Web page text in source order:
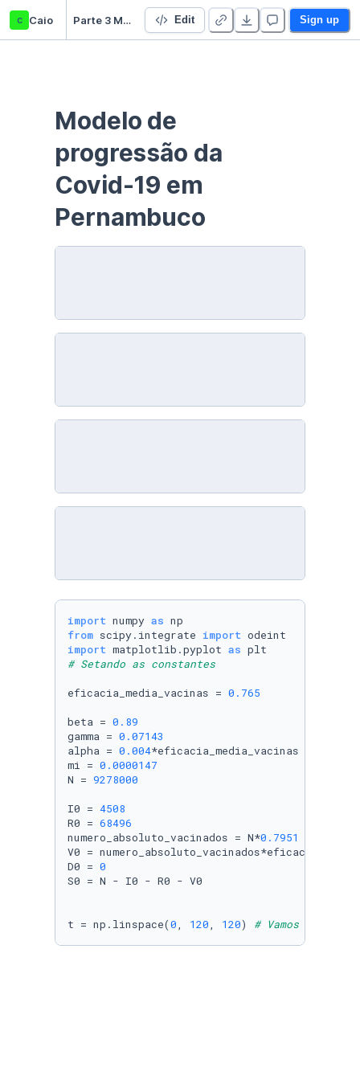
c Caio Parte 3 Métodos Numéricos Edit Sign up
Modelo de
progressão da
Covid-19 em
Pernambuco
import numpy as
from scipy.integrate import
import matplotlib.pyplot as
# Setando as constantes
eficacia_media_vacinas = 0.765
beta = 0.89
gamma = 0.07143
alpha = 0.004*eficacia_media_vacinas
mi = 0.0000147
N = 9278000
I0 = 4508
R0 = 68496
numero_absoluto_vacinados = N*0.7951
V0 =
D0 = 0
S0 = N - I0 - R0 - V0
t = np.linspace(0, 120, 120) # Vamos ver